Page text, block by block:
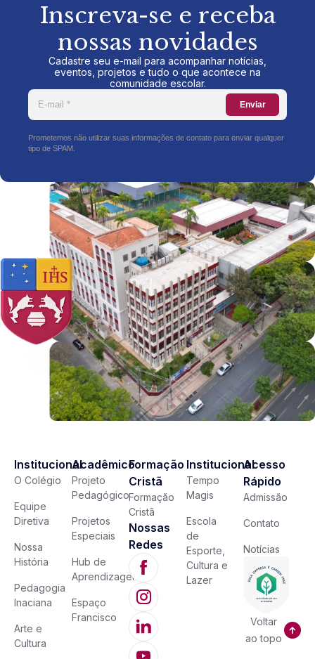
Inscreva-se e receba
nossas novidades
Cadastre seu e-mail para acompanhar notícias,
eventos, projetos e tudo o que acontece na
comunidade escolar.
Enviar
Prometemos não utilizar suas informações de contato para enviar qualquer
tipo de SPAM.
Institucional
O Colégio
Equipe
Diretiva
Nossa
História
Pedagogia
Inaciana
Arte e
Cultura
Acadêmico
Projeto
Pedagógico
Projetos
Especiais
Hub de
Aprendizagem
Espaço
Francisco
Formação
Cristã
Formação
Cristã
Nossas
Redes
Institucional
Tempo
Magis
Escola
de
Esporte,
Cultura e
Lazer
Acesso
Rápido
Admissão
Contato
Notícias
Voltar
ao topo